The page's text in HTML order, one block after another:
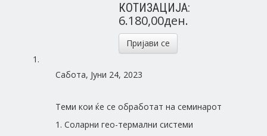
КОТИЗАЦИЈА:
6.180,00ден.
Пријави се
Сабота, Јуни 24, 2023
Теми кои ќе се обработат на семинарот
1. Соларни гео-термални системи